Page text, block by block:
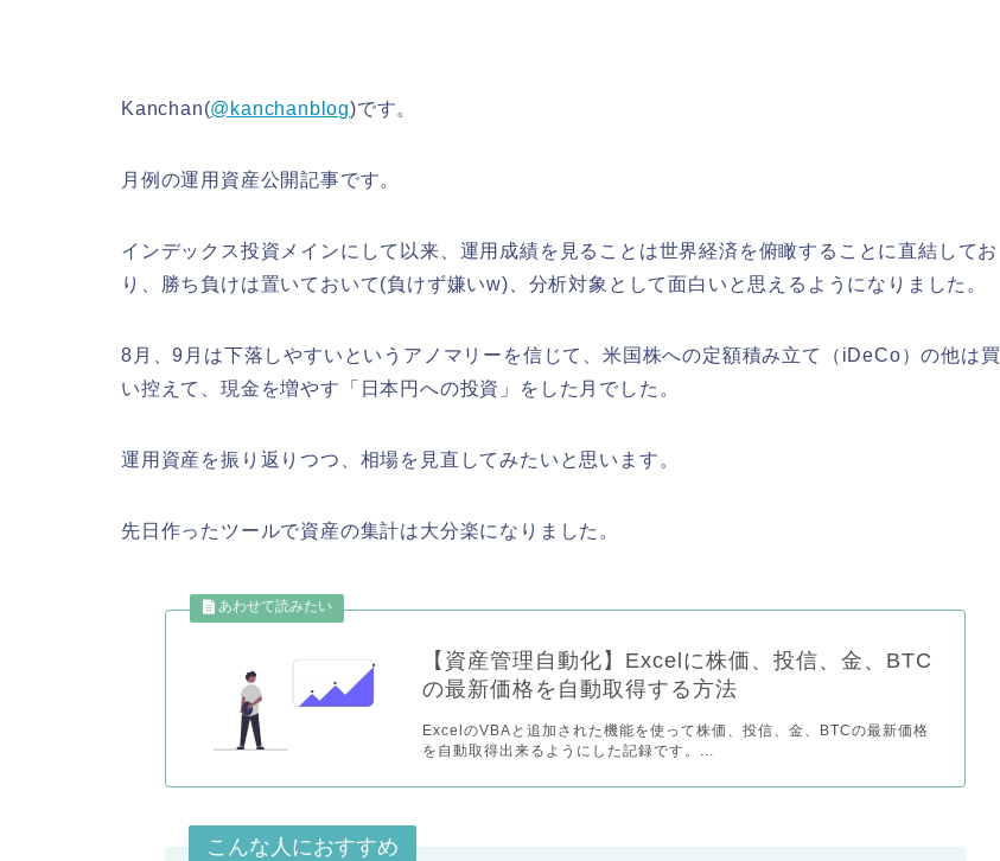
Kanchan(@kanchanblog)です。
月例の運用資産公開記事です。
インデックス投資メインにして以来、運用成績を見ることは世界経済を俯瞰することに直結してお
り、勝ち負けは置いておいて(負けず嫌いw)、分析対象として面白いと思えるようになりました。
8月、9月は下落しやすいというアノマリーを信じて、米国株への定額積み立て（iDeCo）の他は買
い控えて、現金を増やす「日本円への投資」をした月でした。
運用資産を振り返りつつ、相場を見直してみたいと思います。
先日作ったツールで資産の集計は大分楽になりました。
【資産管理自動化】Excelに株価、投信、金、BTC
の最新価格を自動取得する方法
ExcelのVBAと追加された機能を使って株価、投信、金、BTCの最新価格
を自動取得出来るようにした記録です。...
こんな人におすすめ